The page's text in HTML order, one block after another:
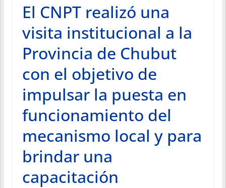
El CNPT realizó una
visita institucional a la
Provincia de Chubut
con el objetivo de
impulsar la puesta en
funcionamiento del
mecanismo local y para
brindar una
capacitación